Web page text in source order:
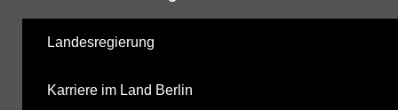
Landesregierung
Karriere im Land Berlin